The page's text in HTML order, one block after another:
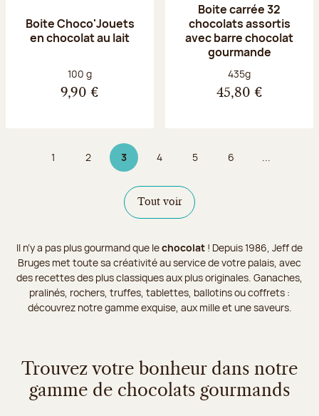
Boite Choco'Jouets
en chocolat au lait
Poids net :
100 g
9,90 €
Boite carrée 32
chocolats assortis
avec barre chocolat
gourmande
Poids net :
435g
45,80 €
Page
1 Page
2 3Page 3 sur 9
Page
4 Page
5 Page
6 ...
Tout voir
Il n’y a pas plus gourmand que lechocolat ! Depuis 1986, Jeff de
Bruges met toute sa créativité au service de votre palais, avec
des recettes des plus classiques aux plus originales. Ganaches,
pralinés, rochers, truffes, tablettes, ballotins ou coffrets :
découvrez notre gamme exquise, aux mille et une saveurs.
Trouvez votre bonheur dans notre
gamme de chocolats gourmands